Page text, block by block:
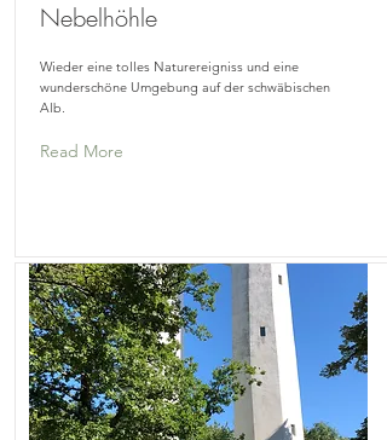
Nebelhöhle
Wieder eine tolles Naturereigniss und eine
wunderschöne Umgebung auf der schwäbischen
Alb.
Read More